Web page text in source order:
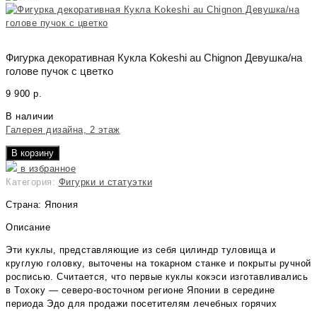
Фигурка декоративная Кукла Kokeshi au Chignon Девушка/на
голове пучок с цветко
9 900 р.
В наличии
Галерея дизайна, 2 этаж
В корзину
в избранное
Категория: Фигурки и статуэтки
Страна: Япония
Описание
Эти куклы, представляющие из себя цилиндр туловища и
круглую головку, выточены на токарном станке и покрыты ручной
росписью. Считается, что первые куклы кокэси изготавливались
в Тохоку — северо-восточном регионе Японии в середине
периода Эдо для продажи посетителям лечебных горячих